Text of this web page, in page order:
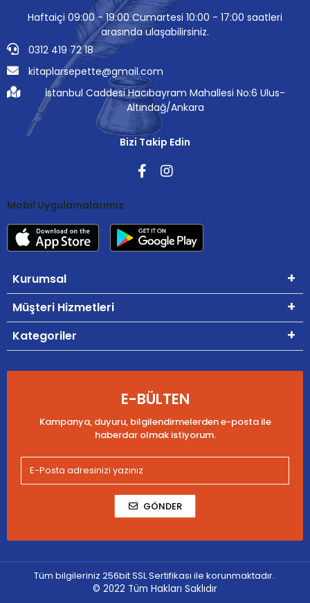
Haftaiçi 09:00 - 19:00 Cumartesi 10:00 - 17:00 saatleri
arasında ulaşabilirsiniz.
0312 419 72 18
kitaplarsepette@gmail.com
İstanbul Caddesi Hacıbayram Mahallesi No:6 Ulus-
Altındağ/Ankara
Bizi Takip Edin
Mobil Uygulamalarımız
Kurumsal
Müşteri Hizmetleri
Kategoriler
E-BÜLTEN
Kampanya, duyuru, bilgilendirmelerden e-posta ile
haberdar olmak istiyorum.
GÖNDER
Tüm bilgileriniz 256bit SSL Sertifikası ile korunmaktadır.
© 2022 Tüm Hakları Saklıdır